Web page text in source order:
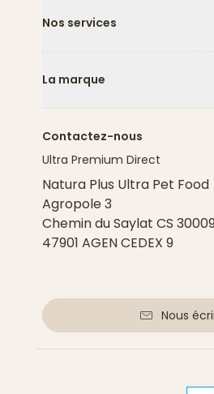
Nos services
La marque
Contactez-nous
Ultra Premium Direct
Natura Plus Ultra Pet Food
Agropole 3
Chemin du Saylat CS
47901 AGEN CEDEX 9
Nous